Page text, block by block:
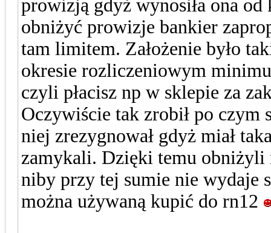
prowizją gdyż wynosiła ona
obniżyć prowizje bankier
tam limitem. Założenie było
okresie rozliczeniowym
czyli płacisz np w sklepie za
Oczywiście tak zrobił po czym
niej zrezygnował gdyż miał
zamykali. Dzięki temu obniżyli
niby przy tej sumie nie wydaje
można używaną kupić do rn12